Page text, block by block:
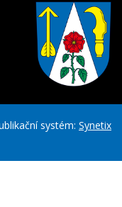
systém: Synetix